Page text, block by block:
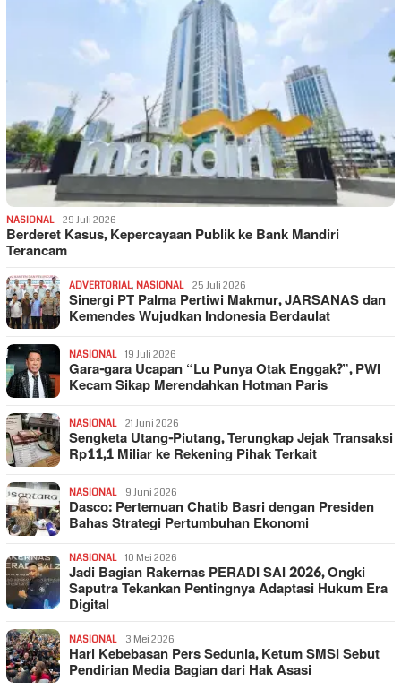
NASIONAL 29 Juli 2026
Berderet Kasus, Kepercayaan Publik ke Bank Mandiri
Terancam
ADVERTORIAL, NASIONAL 25 Juli 2026
Sinergi PT Palma Pertiwi Makmur, JARSANAS dan
Kemendes Wujudkan Indonesia Berdaulat
NASIONAL 19 Juli 2026
Gara-gara Ucapan “Lu Punya Otak Enggak?”, PWI
Kecam Sikap Merendahkan Hotman Paris
NASIONAL 21 Juni 2026
Sengketa Utang-Piutang, Terungkap Jejak Transaksi
Rp11,1 Miliar ke Rekening Pihak Terkait
NASIONAL 9 Juni 2026
Dasco: Pertemuan Chatib Basri dengan Presiden
Bahas Strategi Pertumbuhan Ekonomi
NASIONAL 10 Mei 2026
Jadi Bagian Rakernas PERADI SAI 2026, Ongki
Saputra Tekankan Pentingnya Adaptasi Hukum Era
Digital
NASIONAL 3 Mei 2026
Hari Kebebasan Pers Sedunia, Ketum SMSI Sebut
Pendirian Media Bagian dari Hak Asasi